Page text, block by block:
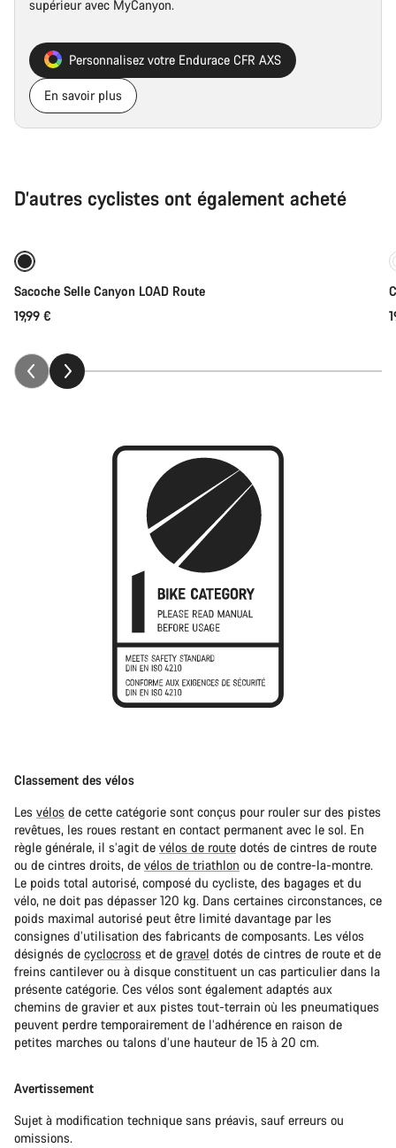
supérieur avec MyCanyon.
Personnalisez votre Endurace CFR AXS
En savoir plus
D’autres cyclistes ont également acheté
Sacoche Selle Canyon LOAD Route
19,99 €
Classement des vélos
Les vélos de cette catégorie sont conçus pour rouler sur des pistes
revêtues, les roues restant en contact permanent avec le sol. En
règle générale, il s’agit de vélos de route dotés de cintres de route
ou de cintres droits, de vélos de triathlon ou de contre-la-montre.
Le poids total autorisé, composé du cycliste, des bagages et du
vélo, ne doit pas dépasser 120 kg. Dans certaines circonstances, ce
poids maximal autorisé peut être limité davantage par les
consignes d’utilisation des fabricants de composants. Les vélos
désignés de cyclocross et de gravel dotés de cintres de route et de
freins cantilever ou à disque constituent un cas particulier dans la
présente catégorie. Ces vélos sont également adaptés aux
chemins de gravier et aux pistes tout-terrain où les pneumatiques
peuvent perdre temporairement de l’adhérence en raison de
petites marches ou talons d’une hauteur de 15 à 20 cm.
Avertissement
Sujet à modification technique sans préavis, sauf erreurs ou
omissions.